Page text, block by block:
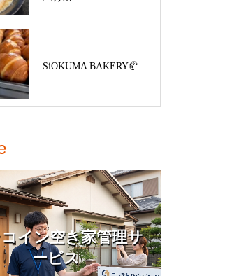
SiOKUMA BAKERY🥐
イン空き家管理サ
ービス